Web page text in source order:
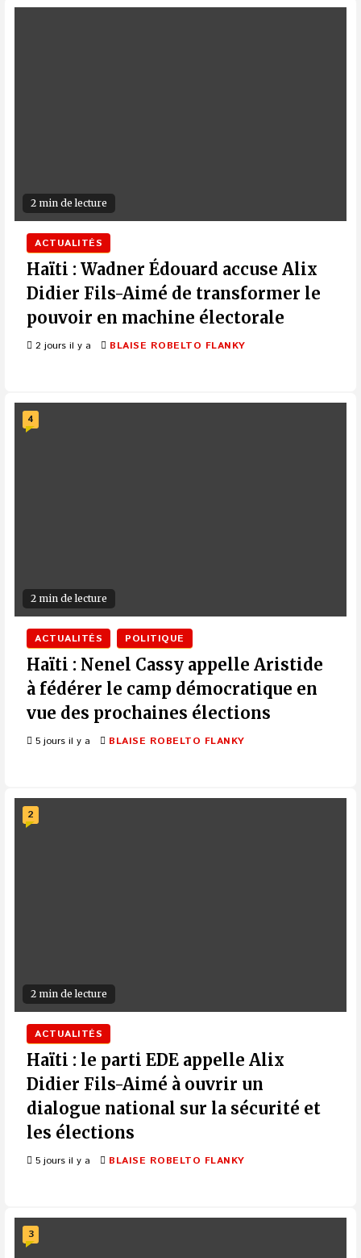
2 min de lecture
ACTUALITÉS
Haïti : Wadner Édouard accuse Alix
Didier Fils-Aimé de transformer le
pouvoir en machine électorale
2 jours il y a BLAISE ROBELTO FLANKY
2 min de lecture
4
ACTUALITÉS POLITIQUE
Haïti : Nenel Cassy appelle Aristide
à fédérer le camp démocratique en
vue des prochaines élections
5 jours il y a BLAISE ROBELTO FLANKY
2 min de lecture
2
ACTUALITÉS
Haïti : le parti EDE appelle Alix
Didier Fils-Aimé à ouvrir un
dialogue national sur la sécurité et
les élections
5 jours il y a BLAISE ROBELTO FLANKY
3